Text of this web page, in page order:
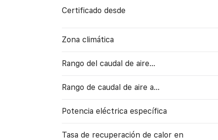
Certificado desde
Zona climática
Rango del caudal de aire...
Rango de caudal de aire a…
Potencia eléctrica específica
Tasa de recuperación de calor en